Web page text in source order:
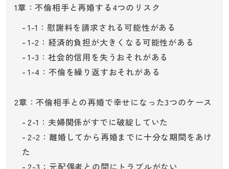
1章：不倫相手と再婚する4つのリスク
1-1：慰謝料を請求される可能性がある
1-2：経済的負担が大きくなる可能性がある
1-3：社会的信用を失うおそれがある
1-4：不倫を繰り返すおそれがある
2章：不倫相手との再婚で幸せになった3つのケース
2-1：夫婦関係がすでに破綻していた
2-2：離婚してから再婚までに十分な期間をあけ
た
2-3：元配偶者との間にトラブルがない